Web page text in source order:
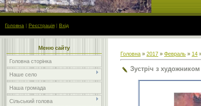
Головна | Реєстрація | Вхід
Меню сайту
Головна сторінка
Наше село
Наша громада
Сільський голова
Головна » 2017 » Февраль » 14
Зустріч з